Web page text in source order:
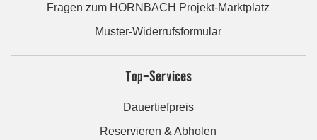
Fragen zum HORNBACH Projekt-Marktplatz
Muster-Widerrufsformular
Top-Services
Dauertiefpreis
Reservieren & Abholen